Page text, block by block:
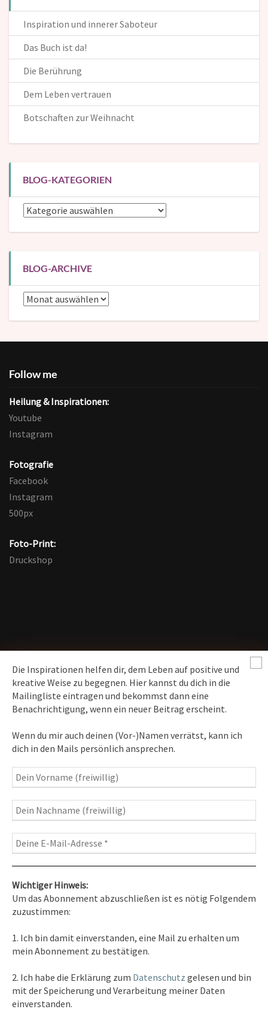
Die Inspirationen helfen dir, dem Leben auf positive und
kreative Weise zu begegnen. Hier kannst du dich in die
Mailingliste eintragen und bekommst dann eine
Benachrichtigung, wenn ein neuer Beitrag erscheint.
Wenn du mir auch deinen (Vor-)Namen verrätst, kann ich
dich in den Mails persönlich ansprechen.
Wichtiger Hinweis:
Um das Abonnement abzuschließen ist es nötig Folgendem
zuzustimmen:
1. Ich bin damit einverstanden, eine Mail zu erhalten um
mein Abonnement zu bestätigen.
2. Ich habe die Erklärung zum Datenschutz gelesen und bin
mit der Speicherung und Verarbeitung meiner Daten
einverstanden.
Inspiration und innerer Saboteur
Das Buch ist da!
Die Berührung
Dem Leben vertrauen
Botschaften zur Weihnacht
BLOG-KATEGORIEN
Blog-
BLOG-ARCHIVE
Blog-
Follow me
Heilung & Inspirationen:
Youtube
Instagram
Fotografie
Facebook
Instagram
500px
Foto-Print:
Druckshop
News erhalten
Inspirationen
– Bewusstseins-Impulse, Meditation &
Heilung, Texte & Botschaften
Fotografie– Fotoblog, Kalender, Workshops
Kontakt
Tel. 0351/2681691
E-Mail: info [at ] spirit-on-earth.com